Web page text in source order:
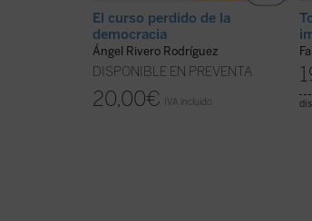
El curso perdido de la
democracia
Ángel Rivero Rodríguez
DISPONIBLE EN PREVENTA
20,00€ IVA incluido